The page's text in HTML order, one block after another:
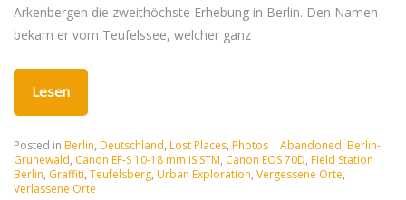
Arkenbergen die zweithöchste Erhebung in Berlin. Den Namen
bekam er vom Teufelssee, welcher ganz
Lesen
Posted in Berlin, Deutschland, Lost Places, Photos Abandoned, Berlin-
Grunewald, Canon EF-S 10-18 mm IS STM, Canon EOS 70D, Field Station
Berlin, Graffiti, Teufelsberg, Urban Exploration, Vergessene Orte,
Verlassene Orte